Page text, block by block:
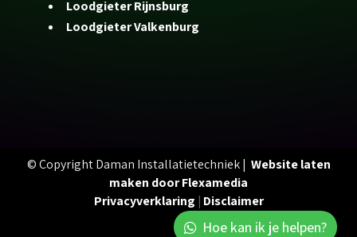
Loodgieter Rijnsburg
Loodgieter Valkenburg
© Copyright Daman Installatietechniek | Website laten
maken door Flexamedia
Hoe kan ik je helpen?
Privacyverklaring | Disclaimer